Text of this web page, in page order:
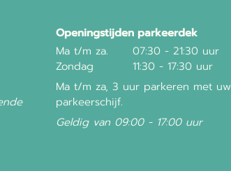
Openingstijden parkeerdek
Ma t/m za.
07:30 - 21:30 uur
Zondag
11:30 - 17:30 uur
Ma t/m za, 3 uur parkeren met uw
parkeerschijf.
Geldig van 09:00 - 17:00 uur